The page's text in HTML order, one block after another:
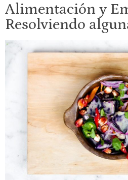
Alimentación y
Resolviendo